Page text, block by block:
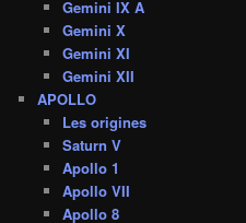
Gemini IX A
Gemini X
Gemini XI
Gemini XII
APOLLO
Les origines
Saturn V
Apollo 1
Apollo VII
Apollo 8